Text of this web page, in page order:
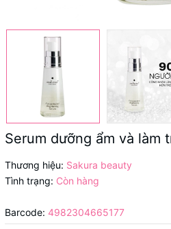
Serum dưỡng ẩm và làm
Thương hiệu: Sakura beauty
Tình trạng: Còn hàng
Barcode: 4982304665177